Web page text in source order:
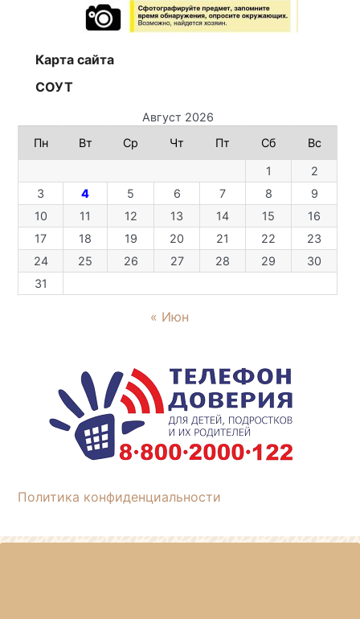
Карта сайта
СОУТ
Август 2026
Пн
Вт Ср Чт Пт Сб Вс
1
2
3
4 5 6 7 8
9
10
11 12 13 14 15
16
17
18 19 20 21 22
23
24
25 26 27 28 29
30
31
« Июн
Политика конфиденциальности